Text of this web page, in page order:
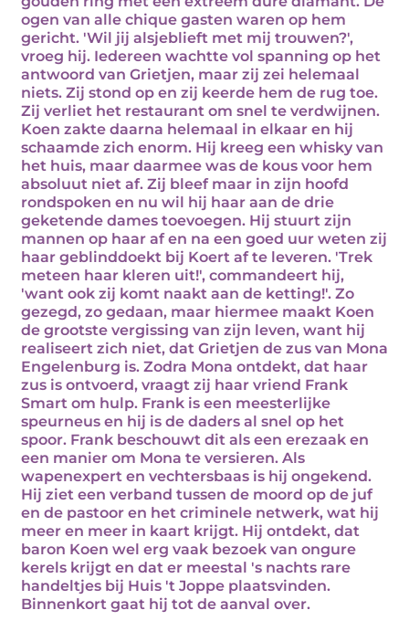
ogen van alle chique gasten waren op hem
gericht. 'Wil jij alsjeblieft met mij trouwen?',
vroeg hij. Iedereen wachtte vol spanning op het
antwoord van Grietjen, maar zij zei helemaal
niets. Zij stond op en zij keerde hem de rug toe.
Zij verliet het restaurant om snel te verdwijnen.
Koen zakte daarna helemaal in elkaar en hij
schaamde zich enorm. Hij kreeg een whisky van
het huis, maar daarmee was de kous voor hem
absoluut niet af. Zij bleef maar in zijn hoofd
rondspoken en nu wil hij haar aan de drie
geketende dames toevoegen. Hij stuurt zijn
mannen op haar af en na een goed uur weten zij
haar geblinddoekt bij Koert af te leveren. 'Trek
meteen haar kleren uit!', commandeert hij,
'want ook zij komt naakt aan de ketting!'. Zo
gezegd, zo gedaan, maar hiermee maakt Koen
de grootste vergissing van zijn leven, want hij
realiseert zich niet, dat Grietjen de zus van Mona
Engelenburg is. Zodra Mona ontdekt, dat haar
zus is ontvoerd, vraagt zij haar vriend Frank
Smart om hulp. Frank is een meesterlijke
speurneus en hij is de daders al snel op het
spoor. Frank beschouwt dit als een erezaak en
een manier om Mona te versieren. Als
wapenexpert en vechtersbaas is hij ongekend.
Hij ziet een verband tussen de moord op de juf
en de pastoor en het criminele netwerk, wat hij
meer en meer in kaart krijgt. Hij ontdekt, dat
baron Koen wel erg vaak bezoek van ongure
kerels krijgt en dat er meestal 's nachts rare
handeltjes bij Huis 't Joppe plaatsvinden.
Binnenkort gaat hij tot de aanval over.